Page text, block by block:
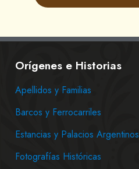
Orígenes e Historias
Apellidos y Familias
Barcos y Ferrocarriles
Estancias y Palacios Argentinos
Fotografías Históricas